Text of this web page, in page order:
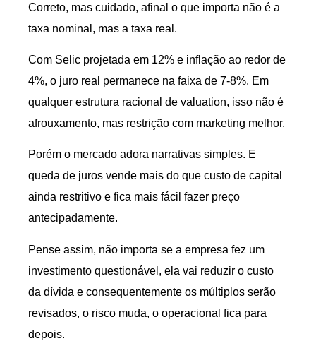
Correto, mas cuidado, afinal o que importa não é a
taxa nominal, mas a taxa real.
Com Selic projetada em 12% e inflação ao redor de
4%, o juro real permanece na faixa de 7-8%. Em
qualquer estrutura racional de valuation, isso não é
afrouxamento, mas restrição com marketing melhor.
Porém o mercado adora narrativas simples. E
queda de juros vende mais do que custo de capital
ainda restritivo e fica mais fácil fazer preço
antecipadamente.
Pense assim, não importa se a empresa fez um
investimento questionável, ela vai reduzir o custo
da dívida e consequentemente os múltiplos serão
revisados, o risco muda, o operacional fica para
depois.